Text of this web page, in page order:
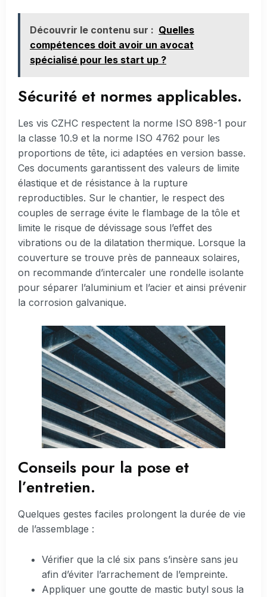
Découvrir le contenu sur : Quelles
compétences doit avoir un avocat
spécialisé pour les start up ?
Sécurité et normes applicables.
Les vis CZHC respectent la norme ISO 898-1 pour
la classe 10.9 et la norme ISO 4762 pour les
proportions de tête, ici adaptées en version basse.
Ces documents garantissent des valeurs de limite
élastique et de résistance à la rupture
reproductibles. Sur le chantier, le respect des
couples de serrage évite le flambage de la tôle et
limite le risque de dévissage sous l’effet des
vibrations ou de la dilatation thermique. Lorsque la
couverture se trouve près de panneaux solaires,
on recommande d’intercaler une rondelle isolante
pour séparer l’aluminium et l’acier et ainsi prévenir
la corrosion galvanique.
Conseils pour la pose et
l’entretien.
Quelques gestes faciles prolongent la durée de vie
de l’assemblage :
Vérifier que la clé six pans s’insère sans jeu
afin d’éviter l’arrachement de l’empreinte.
Appliquer une goutte de mastic butyl sous la